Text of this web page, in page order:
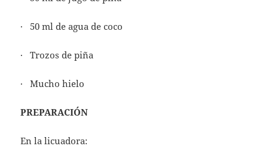
· 50 ml de agua de coco
· Trozos de piña
· Mucho hielo
PREPARACIÓN
En la licuadora: